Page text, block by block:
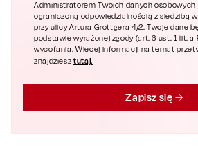
Administratorem Twoich danych osobowych
ograniczoną odpowiedzialnością z siedzibą
przy ulicy Artura Grottgera 4/2. Twoje dane
podstawie wyrażonej zgody (art. 6 ust. 1 lit. a
wycofania. Więcej informacji na temat
znajdziesztutaj.
Zapisz się